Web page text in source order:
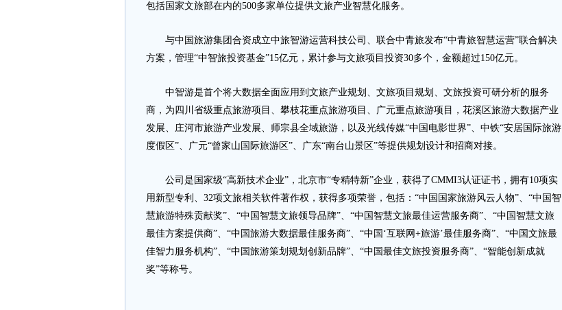
包括国家文旅部在内的500多家单位提供文旅产业智慧化服务。
与中国旅游集团合资成立中旅智游运营科技公司、联合中青旅发布“中青旅智慧运营”联合解决
方案，管理“中智旅投资基金”15亿元，累计参与文旅项目投资30多个，金额超过150亿元。
中智游是首个将大数据全面应用到文旅产业规划、文旅项目规划、文旅投资可研分析的服务
商，为四川省级重点旅游项目、攀枝花重点旅游项目、广元重点旅游项目，花溪区旅游大数据产业
发展、庄河市旅游产业发展、师宗县全域旅游，以及光线传媒“中国电影世界”、中铁“安居国际旅游
度假区”、广元“曾家山国际旅游区”、广东“南台山景区”等提供规划设计和招商对接。
公司是国家级“高新技术企业”，北京市“专精特新”企业，获得了CMMI3认证证书，拥有10项实
用新型专利、32项文旅相关软件著作权，获得多项荣誉，包括：“中国国家旅游风云人物”、“中国智
慧旅游特殊贡献奖”、“中国智慧文旅领导品牌”、“中国智慧文旅最佳运营服务商”、“中国智慧文旅
最佳方案提供商”、“中国旅游大数据最佳服务商”、“中国‘互联网+旅游’最佳服务商”、“中国文旅最
佳智力服务机构”、“中国旅游策划规划创新品牌”、“中国最佳文旅投资服务商”、“智能创新成就
奖”等称号。